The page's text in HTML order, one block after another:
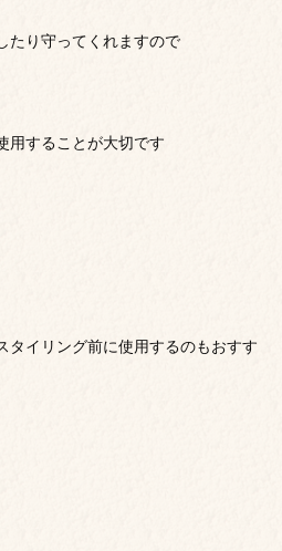
たり守ってくれますので
用することが大切です
タイリング前に使用するのもおすす